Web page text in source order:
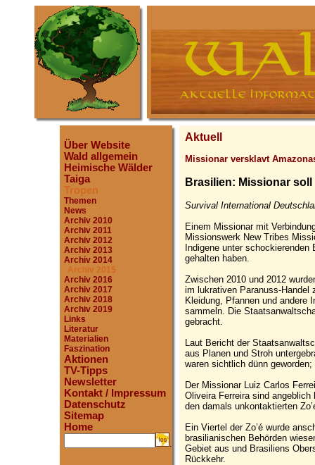
Über Website
Wald allgemein
Heimische Wälder
Taiga
Tropen
Themen
News
Archiv 2010
Archiv 2011
Archiv 2012
Archiv 2013
Archiv 2014
Archiv 2015
Archiv 2016
Archiv 2017
Archiv 2018
Archiv 2019
Links
Literatur
Materialien
Faszination
Aktionen
TV-Tipps
Newsletter
Kontakt / Impressum
Datenschutz
Sitemap
Home
.
Aktuell
Missionar versklavt
Brasilien: Missionar
Survival International
Einem Missionar mit
Missionswerk New Tribes
Indigene unter schockierenden
gehalten haben.
Zwischen 2010 und 2012
im lukrativen Paranuss-Handel
Kleidung, Pfannen und andere
sammeln. Die
gebracht.
Laut Bericht der
aus Planen und Stroh
waren sichtlich dünn
Der Missionar Luiz Carlos
Oliveira Ferreira sind
den damals unkontaktierten
Ein Viertel der Zo’é wurde
brasilianischen Behörden
Gebiet aus und Brasiliens
Rückkehr.